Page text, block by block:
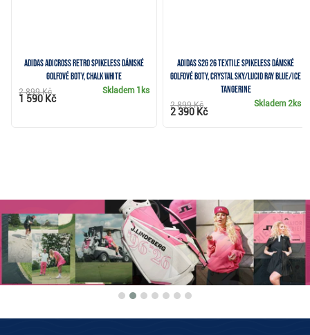
Adidas Adicross Retro Spikeless dámské
golfové boty, chalk white
Skladem 1ks
2 899 Kč
1 590 Kč
Adidas S2G 26 Textile Spikeless dámské
golfové boty, crystal sky/lucid ray blue/ice
tangerine
Skladem 2ks
2 899 Kč
2 390 Kč